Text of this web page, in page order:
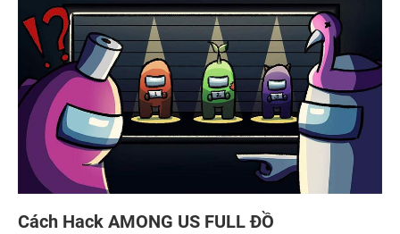
Cách Hack AMONG US FULL ĐỒ